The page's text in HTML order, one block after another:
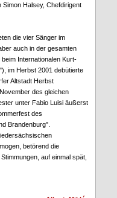
Halsey, Chefdirigent
die vier Sänger im
auch in der gesamten
Internationalen Kurt-
im Herbst 2001 debütierte
Altstadt Herbst
des gleichen
unter Fabio Luisi äußerst
des
Brandenburg".
betörend die
auf einmal spät,